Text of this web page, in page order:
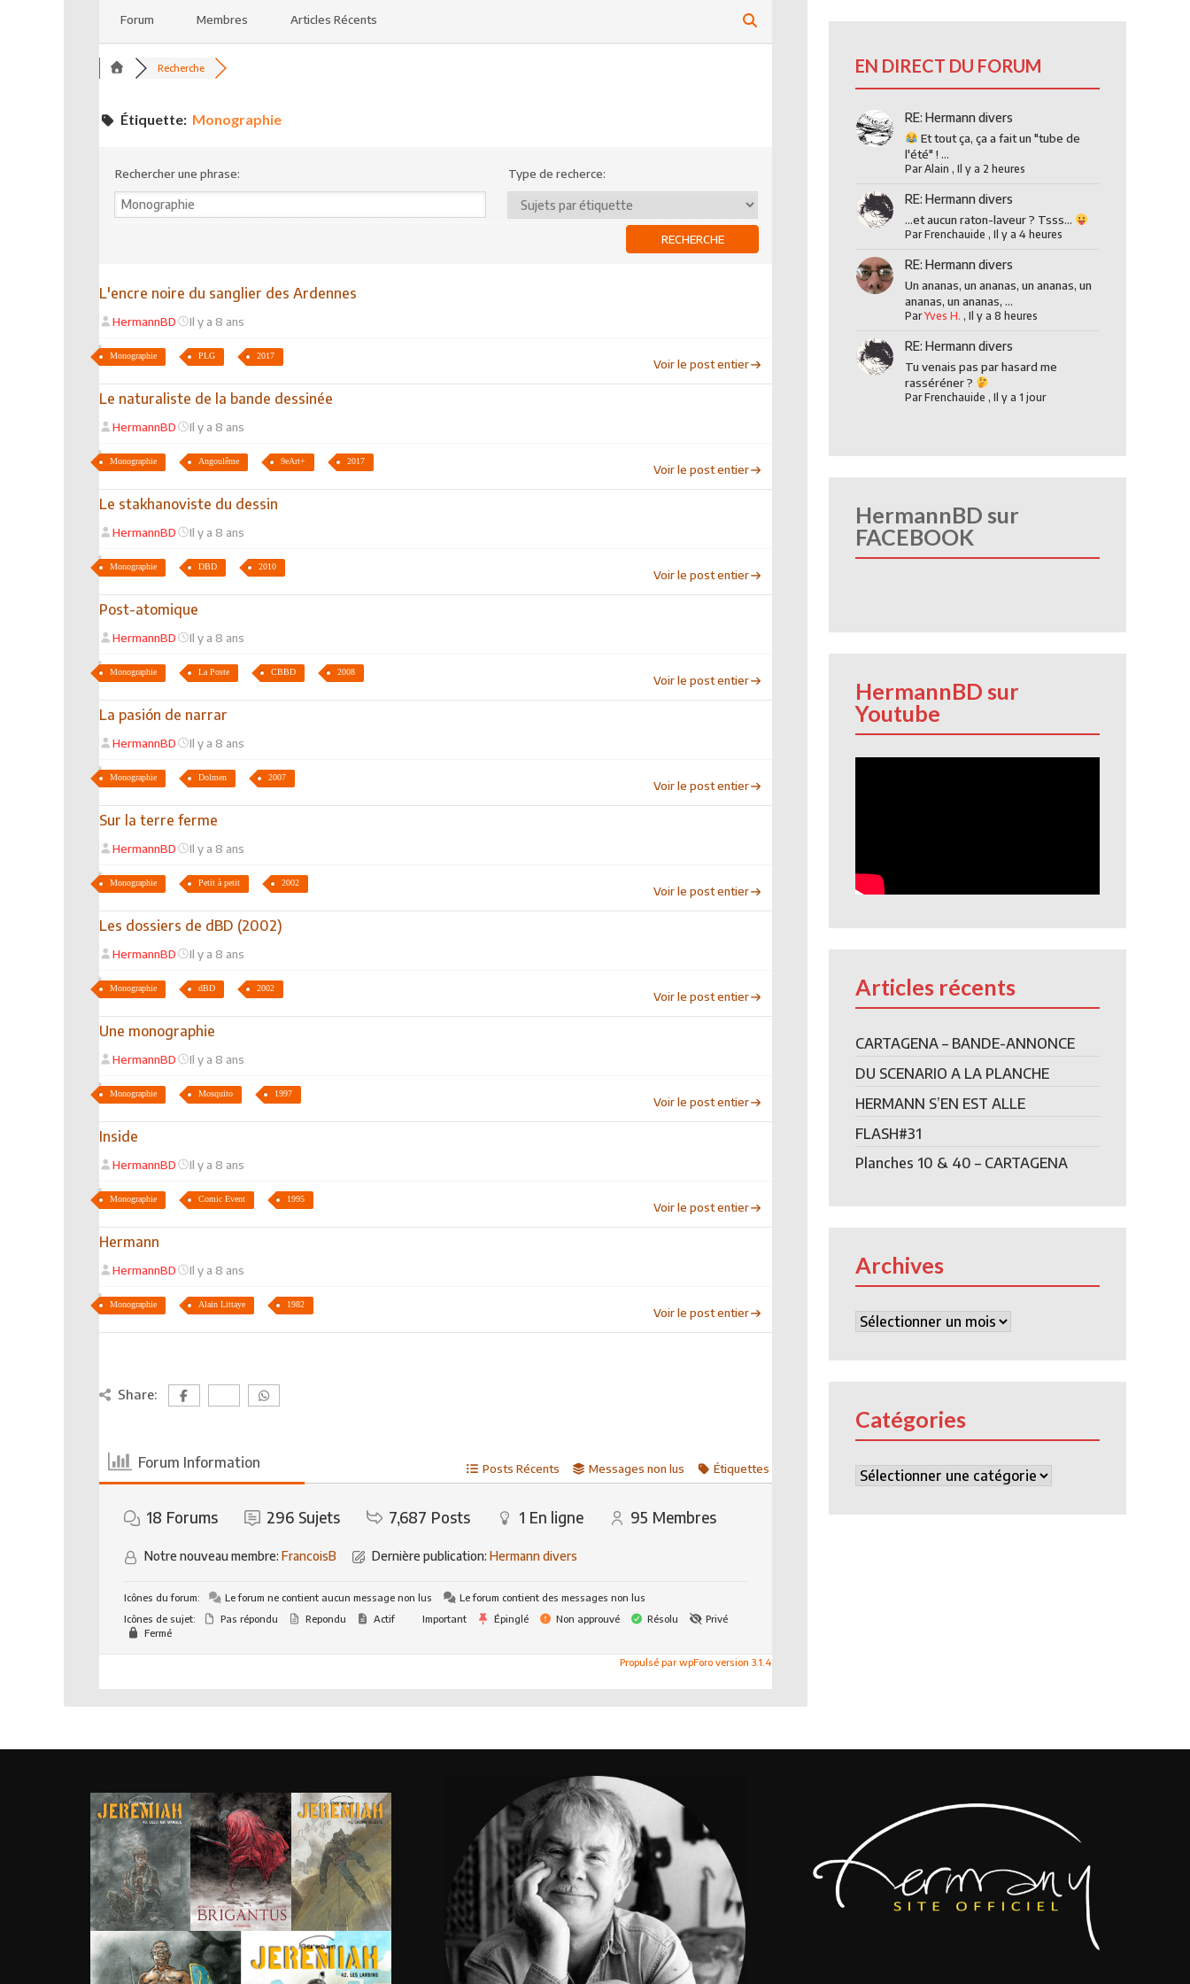
Forum Membres Articles Récents
Recherche
Étiquette: Monographie
Rechercher une phrase: Type de recherce:
L'encre noire du sanglier des Ardennes
HermannBD Il y a 8 ans
Monographie PLG 2017
Voir le post entier
Le naturaliste de la bande dessinée
HermannBD Il y a 8 ans
Monographie Angoulême 9eArt+ 2017
Voir le post entier
Le stakhanoviste du dessin
HermannBD Il y a 8 ans
Monographie DBD 2010
Voir le post entier
Post-atomique
HermannBD Il y a 8 ans
Monographie La Poste CBBD 2008
Voir le post entier
La pasión de narrar
HermannBD Il y a 8 ans
Monographie Dolmen 2007
Voir le post entier
Sur la terre ferme
HermannBD Il y a 8 ans
Monographie Petit à petit 2002
Voir le post entier
Les dossiers de dBD (2002)
HermannBD Il y a 8 ans
Monographie dBD 2002
Voir le post entier
Une monographie
HermannBD Il y a 8 ans
Monographie Mosquito 1997
Voir le post entier
Inside
HermannBD Il y a 8 ans
Monographie Comic Event 1995
Voir le post entier
Hermann
HermannBD Il y a 8 ans
Monographie Alain Littaye 1982
Voir le post entier
Share:
Forum Information Posts Récents Messages non lus Étiquettes
18 Forums 296 Sujets 7,687 Posts 1 En ligne 95 Membres
Notre nouveau membre: FrancoisB Dernière publication: Hermann divers
Icônes du forum: Le forum ne contient aucun message non lus
Le forum contient des messages non lus
Icônes de sujet:
Pas répondu Repondu Actif Important Épinglé Non approuvé Résolu
Privé
Fermé
Propulsé par wpForo version 3.1.4
EN DIRECT DU FORUM
RE: Hermann divers
Et tout ça, ça a fait un "tube de
l'été" ! ...
ParAlain , Il y a 2 heures
RE: Hermann divers
...et aucun raton-laveur ? Tsss...
ParFrenchauide , Il y a 4 heures
RE: Hermann divers
Un ananas, un ananas, un ananas, un
ananas, un ananas, ...
ParYves H. , Il y a 8 heures
RE: Hermann divers
Tu venais pas par hasard me
rasséréner ?
ParFrenchauide , Il y a 1 jour
HermannBD sur
FACEBOOK
HermannBD sur
Youtube
Articles récents
CARTAGENA – BANDE-ANNONCE
DU SCENARIO A LA PLANCHE
HERMANN S’EN EST ALLE
FLASH#31
Planches 10 & 40 – CARTAGENA
Archives
Archives
Catégories
Catégories